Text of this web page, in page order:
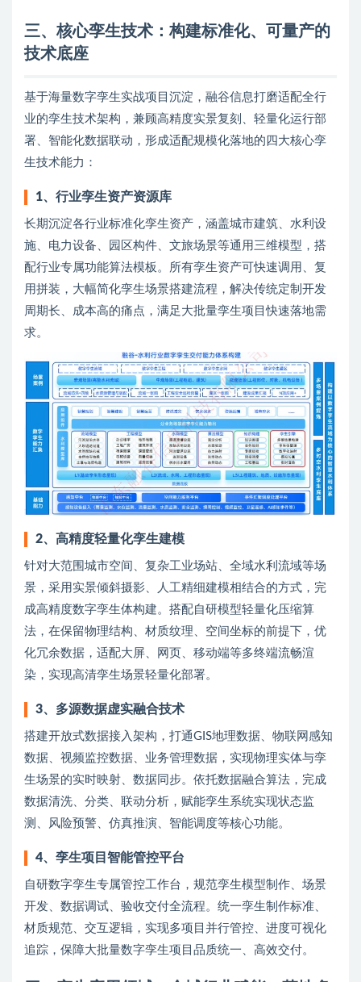
三、核心孪生技术：构建标准化、可量产的
技术底座
基于海量数字孪生实战项目沉淀，融谷信息打磨适配全行
业的孪生技术架构，兼顾高精度实景复刻、轻量化运行部
署、智能化数据联动，形成适配规模化落地的四大核心孪
生技术能力：
1、 行业孪生资产资源库
长期沉淀各行业标准化孪生资产，涵盖城市建筑、水利设
施、电力设备、园区构件、文旅场景等通用三维模型，搭
配行业专属功能算法模板。所有孪生资产可快速调用、复
用拼装，大幅简化孪生场景搭建流程，解决传统定制开发
周期长、成本高的痛点，满足大批量孪生项目快速落地需
求。
2、 高精度轻量化孪生建模
针对大范围城市空间、复杂工业场站、全域水利流域等场
景，采用实景倾斜摄影、人工精细建模相结合的方式，完
成高精度数字孪生体构建。搭配自研模型轻量化压缩算
法，在保留物理结构、材质纹理、空间坐标的前提下，优
化冗余数据，适配大屏、网页、移动端等多终端流畅渲
染，实现高清孪生场景轻量化部署。
3、 多源数据虚实融合技术
搭建开放式数据接入架构，打通GIS地理数据、物联网感知
数据、视频监控数据、业务管理数据，实现物理实体与孪
生场景的实时映射、数据同步。依托数据融合算法，完成
数据清洗、分类、联动分析，赋能孪生系统实现状态监
测、风险预警、仿真推演、智能调度等核心功能。
4、 孪生项目智能管控平台
自研数字孪生专属管控工作台，规范孪生模型制作、场景
开发、数据调试、验收交付全流程。统一孪生制作标准、
材质规范、交互逻辑，实现多项目并行管控、进度可视化
追踪，保障大批量数字孪生项目品质统一、高效交付。